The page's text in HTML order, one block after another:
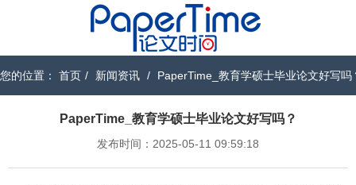
您的位置： 首页 / 新闻资讯 / PaperTime_教育学硕士毕业论文好写吗
PaperTime_教育学硕士毕业论文好写吗？
发布时间：2025-05-11 09:59:18